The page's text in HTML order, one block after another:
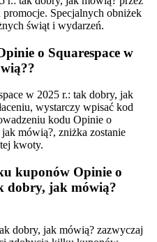
promocje. Specjalnych obniżek
świąt i wydarzeń.
o Squarespace w
w 2025 r.: tak dobry, jak
wystarczy wpisać kod
kodu Opinie o
mówią?, zniżka zostanie
kwoty.
kuponów Opinie o
dobry, jak mówią?
dobry, jak mówią? zazwyczaj